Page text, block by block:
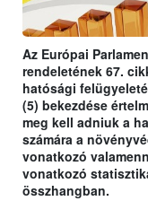
Az Európai
rendeletének 67.
hatósági
(5) bekezdése
meg kell adniuk a
számára a
vonatkozó
vonatkozó
összhangban.